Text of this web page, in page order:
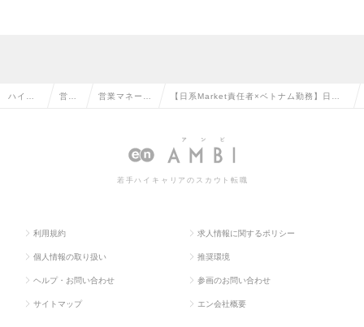
ハイク 営業 営業マネージ 【日系Market責任者×ベトナム勤務】日系
本人責任者の求人情報
若手ハイキャリアのスカウト転職
利用規約 求人情報に関するポリシー
個人情報の取り扱い 推奨環境
ヘルプ・お問い合わせ 参画のお問い合わせ
サイトマップ エン会社概要